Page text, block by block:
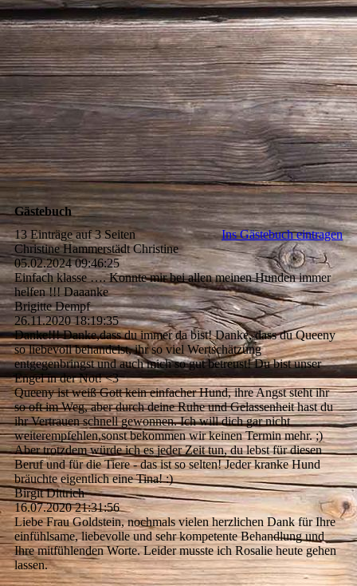
Gästebuch
13 Einträge auf 3 Seiten
Ins Gästebuch eintragen
Christine Hammerstädt Christine
05.02.2024 09:46:25
Einfach klasse …. Konnte mir bei allen meinen Hunden immer
helfen !!! Daaanke
Brigitte Dempf
26.11.2020 18:19:35
Danke!!! Danke,dass du immer da bist! Danke, dass du Queeny
so liebevoll behandelst, ihr so viel Wertschätzung
entgegenbringst und auch mich so gut betreust! Du bist unser
Engel in der Not! <3
Queeny ist weiß Gott kein einfacher Hund, ihre Angst steht ihr
so oft im Weg, aber durch deine Ruhe und Gelassenheit hast du
ihr Vertrauen schnell gewonnen. Ich will dich gar nicht
weiterempfehlen,sonst bekommen wir keinen Termin mehr. ;)
Aber trotzdem würde ich es jeder Zeit tun, du lebst für diesen
Beruf und für die Tiere - das ist so selten! Jeder kranke Hund
bräuchte eigentlich eine Tina! :)
Birgit Dittrich
16.07.2020 21:31:56
Liebe Frau Goldstein, nochmals vielen herzlichen Dank für Ihre
einfühlsame, liebevolle und sehr kompetente Behandlung und
Ihre mitfühlenden Worte. Leider musste ich Rosalie heute gehen
lassen.